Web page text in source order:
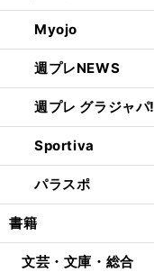
Myojo
週プレNEWS
週プレ グラジャパ!
Sportiva
パラスポ
書籍
文芸・文庫・総合